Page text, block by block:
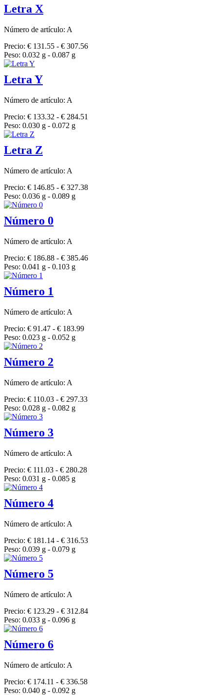
Letra X
Número de artículo: A
Precio: € 131.55 - € 307.56
Peso: 0.032 g - 0.087 g
Letra Y
Número de artículo: A
Precio: € 133.32 - € 284.51
Peso: 0.030 g - 0.072 g
Letra Z
Número de artículo: A
Precio: € 146.85 - € 327.38
Peso: 0.036 g - 0.089 g
Número 0
Número de artículo: A
Precio: € 186.88 - € 385.46
Peso: 0.041 g - 0.103 g
Número 1
Número de artículo: A
Precio: € 91.47 - € 183.99
Peso: 0.023 g - 0.052 g
Número 2
Número de artículo: A
Precio: € 110.03 - € 297.33
Peso: 0.028 g - 0.082 g
Número 3
Número de artículo: A
Precio: € 111.03 - € 280.28
Peso: 0.031 g - 0.085 g
Número 4
Número de artículo: A
Precio: € 181.14 - € 316.53
Peso: 0.039 g - 0.079 g
Número 5
Número de artículo: A
Precio: € 123.29 - € 312.84
Peso: 0.033 g - 0.096 g
Número 6
Número de artículo: A
Precio: € 174.11 - € 336.58
Peso: 0.040 g - 0.092 g